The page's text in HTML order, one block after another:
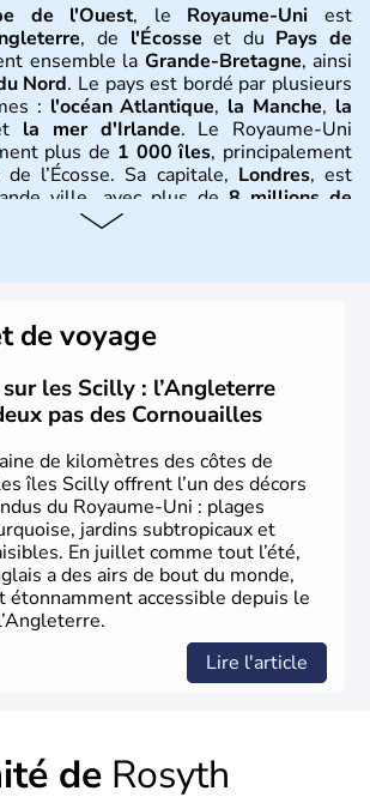
de l'Ouest, le Royaume-Uni est
, de l'Écosse et du Pays de
ensemble la Grande-Bretagne, ainsi
Nord. Le pays est bordé par plusieurs
: l'océan Atlantique, la Manche, la
la mer d'Irlande. Le Royaume-Uni
plus de 1 000 îles, principalement
l’Écosse. Sa capitale, Londres, est
ville, avec plus de 8 millions de
population totale du Royaume-Uni
naît officiellement en 1801 avec l’
leRoyaume de Grande-Bretagne
. Puissance majeure duSiècle des
enlittérature, ensciences
en 1807 la première nation à abolir
. Membre de l’Union Européenne
le Royaume-Uniengage, dès les années
réformes économiquesfondées sur
, influençant durablement son
Sonhistoire richecontinue de marquer
rayonnement international.
de voyage
les Scilly : l’Angleterre
pas des Cornouailles
de kilomètres des côtes de
îles Scilly offrent l’un des décors
du Royaume-Uni : plages
jardins subtropicaux et
En juillet comme tout l’été,
a des airs de bout du monde,
étonnamment accessible depuis le
Lire l'article
de Rosyth